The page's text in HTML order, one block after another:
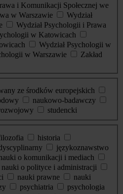
i Komunikacji Społecznej we
w Warszawie
Wydział
Wydział Psychologii i Prawa
w Katowicach
Wydział Psychologii w
w Warszawie
Zakład
ze środków europejskich
naukowo-badawczy
studencki
historia
językoznawstwo
o komunikacji i mediach
nauki o polityce i administracji
nauki prawne
nauki
psychiatria
psychologia